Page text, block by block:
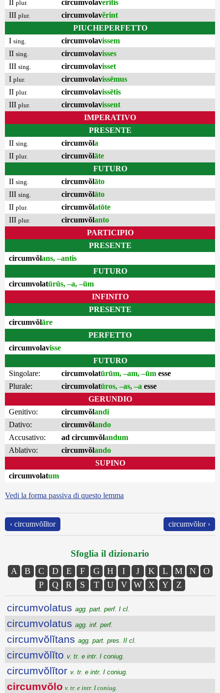
plur. circumvolaverĭtis
III plur. circumvolavĕrint
PIUCHEPERFETTO
I sing. circumvolavissem
II sing. circumvolavisses
III sing. circumvolavisset
I plur. circumvolavissēmus
II plur. circumvolavissētis
III plur. circumvolavissent
IMPERATIVO
PRESENTE
II sing. circumvŏla
II plur. circumvŏlāte
FUTURO
II sing. circumvŏlāto
III sing. circumvŏlāto
II plur. circumvŏlatōte
III plur. circumvŏlanto
PARTICIPIO
PRESENTE
circumvŏlans, –antis
FUTURO
circumvolatūrūs, –a, –ūm
INFINITO
PRESENTE
circumvŏlāre
PERFETTO
circumvolavisse
FUTURO
Singolare:
circumvolatūrūm, –am, –ūm esse
Plurale:
circumvolatūros, –as, –a esse
GERUNDIO
Genitivo:
circumvŏlandi
Dativo:
circumvŏlando
Accusativo:
ad circumvŏlandum
Ablativo:
circumvŏlando
SUPINO
circumvolatum
Vedi la forma passiva di questo lemma
‹ circumvŏlĭtor circumvŏlor ›
Sfoglia il dizionario
A B C D E F G H I J K L M N
O
P
Q R S T U V W X Y Z
circumvolatus agg. part. perf. I cl.
circumvolatus agg. inf. perf.
circumvŏlĭtans agg. part. pres. II cl.
circumvŏlĭto v. tr. e intr. I coniug.
circumvŏlĭtor v. tr. e intr. I coniug.
circumvŏlo v. tr. e intr. I coniug.